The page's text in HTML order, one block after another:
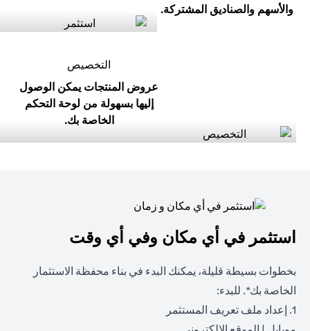
والأسهم والصناديق المشتركة.
التخصيص
عروض المنتجات يمكن الوصول
إليها بسهولة من لوحة التحكم
الخاصة بك.
استثمر في أي مكان وفي أي وقت
بخطوات بسيطة قليلة، يمكنك البدء في بناء محفظة الاستثمار
الخاصة بك*. للبدء:
1. إعداد ملف تعريف المستثمر